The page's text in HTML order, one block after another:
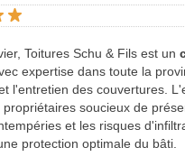
Toitures Schu & Fils est un
expertise dans toute la
l'entretien des couvertures.
propriétaires soucieux de
et les risques
protection optimale du bâti.